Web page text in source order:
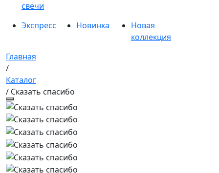
свечи
Экспресс
Новинка
Новая
коллекция
Главная
/
Каталог
/ Сказать спасибо